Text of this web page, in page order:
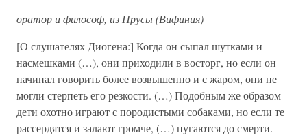
оратор и философ, из Прусы (Вифиния)
[О слушателях Диогена:] Когда он сыпал шутками и
насмешками (…), они приходили в восторг, но если он
начинал говорить более возвышенно и с жаром, они не
могли стерпеть его резкости. (…) Подобным же образом
дети охотно играют с породистыми собаками, но если те
рассердятся и залают громче, (…) пугаются до смерти.